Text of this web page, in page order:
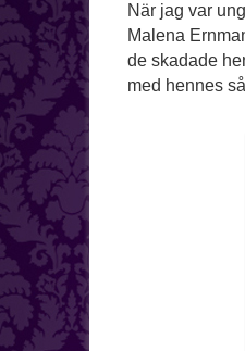
När jag var
Malena
de skadade
med hennes